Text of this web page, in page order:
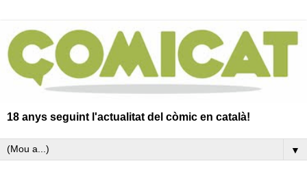
18 anys seguint l'actualitat del còmic en català!
▼